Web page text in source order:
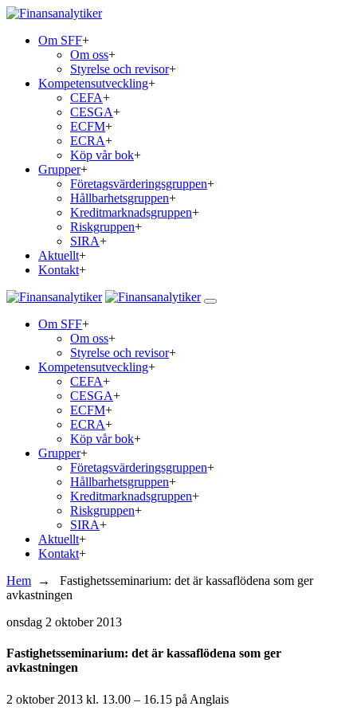
Om SFF+
Om oss+
Styrelse och revisor+
Kompetensutveckling+
CEFA+
CESGA+
ECFM+
ECRA+
Köp vår bok+
Grupper+
Företagsvärderingsgruppen+
Hållbarhetsgruppen+
Kreditmarknadsgruppen+
Riskgruppen+
SIRA+
Aktuellt+
Kontakt+
Om SFF+
Om oss+
Styrelse och revisor+
Kompetensutveckling+
CEFA+
CESGA+
ECFM+
ECRA+
Köp vår bok+
Grupper+
Företagsvärderingsgruppen+
Hållbarhetsgruppen+
Kreditmarknadsgruppen+
Riskgruppen+
SIRA+
Aktuellt+
Kontakt+
Hem → Fastighetsseminarium: det är kassaflödena som ger
avkastningen
onsdag 2 oktober 2013
Fastighetsseminarium: det är kassaflödena som ger
avkastningen
2 oktober 2013 kl. 13.00 – 16.15 på Anglais